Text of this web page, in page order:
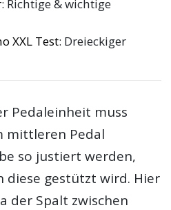
: Richtige & wichtige
XXL Test: Dreieckiger
Pedaleinheit muss
mittleren Pedal
so justiert werden,
diese gestützt wird. Hier
der Spalt zwischen